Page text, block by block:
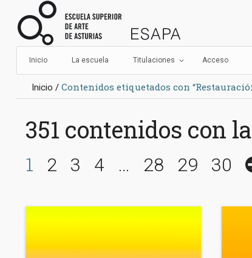
Navegación
principal
Inicio La escuela Titulaciones Acceso
Tú
estás
Inicio Contenidos etiquetados con
351 contenidos con
Selección
1 2 3 4 … 28 29 30